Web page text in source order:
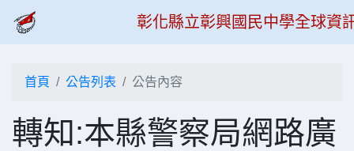
彰化縣立彰興國民中學全球資
首頁 公告列表 公告內容
轉知:本縣警察局網路廣